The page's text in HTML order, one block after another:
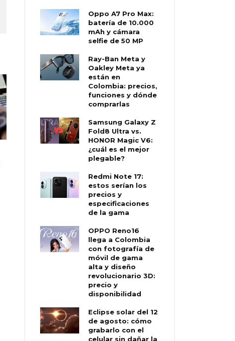
Oppo A7 Pro Max:
batería de 10.000
mAh y cámara
selfie de 50 MP
Ray-Ban Meta y
Oakley Meta ya
están en
Colombia: precios,
funciones y dónde
comprarlas
Samsung Galaxy Z
Fold8 Ultra vs.
HONOR Magic V6:
¿cuál es el mejor
plegable?
Redmi Note 17:
estos serían los
precios y
especificaciones
de la gama
OPPO Reno16
llega a Colombia
con fotografía de
móvil de gama
alta y diseño
revolucionario 3D:
precio y
disponibilidad
Eclipse solar del 12
de agosto: cómo
grabarlo con el
celular sin dañar la